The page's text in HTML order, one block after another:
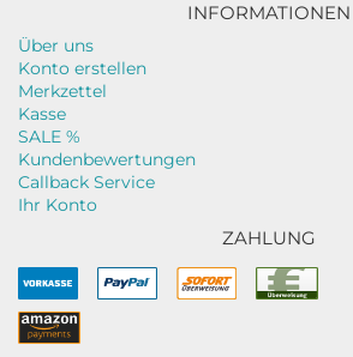
INFORMATIONEN
Über uns
Konto erstellen
Merkzettel
Kasse
SALE %
Kundenbewertungen
Callback Service
Ihr Konto
ZAHLUNG